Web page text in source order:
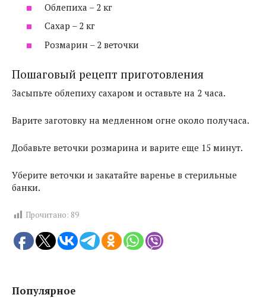
Облепиха – 2 кг
Сахар – 2 кг
Розмарин – 2 веточки
Пошаговый рецепт приготовления
Засыпьте облепиху сахаром и оставьте на 2 часа.
Варите заготовку на медленном огне около получаса.
Добавьте веточки розмарина и варите еще 15 минут.
Уберите веточки и закатайте варенье в стерильные
банки.
Прочитано: 89
Популярное